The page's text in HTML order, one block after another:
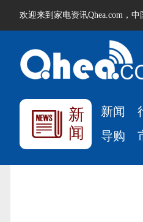
欢迎来到家电资讯Qhea.com，
新
闻
新闻
导购